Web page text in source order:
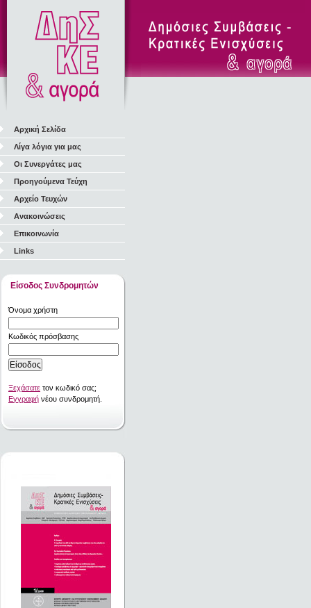
Αρχική Σελίδα
Λίγα λόγια για μας
Οι Συνεργάτες μας
Προηγούμενα Τεύχη
Αρχείο Τευχών
Ανακοινώσεις
Επικοινωνία
Links
Είσοδος Συνδρομητών
Όνομα χρήστη
Κωδικός πρόσβασης
Ξεχάσατε τον κωδικό σας;
Εγγραφή νέου συνδρομητή.